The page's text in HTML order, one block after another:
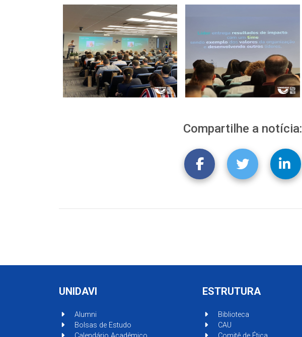
Compartilhe a notícia:
UNIDAVI
Alumni
Bolsas de Estudo
ESTRUTURA
Biblioteca
CAU